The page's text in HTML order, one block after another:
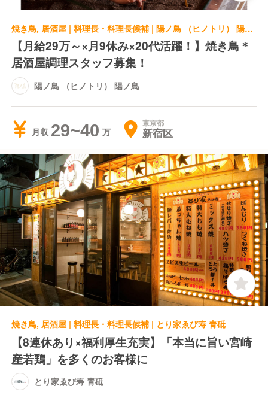
焼き鳥, 居酒屋 | 料理長・料理長候補 | 陽ノ鳥 （ヒノトリ） 陽ノ鳥
【月給29万～×月9休み×20代活躍！】焼き鳥＊
居酒屋調理スタッフ募集！
陽ノ鳥 （ヒノトリ） 陽ノ鳥
月収 29~40 東京都
新宿区
焼き鳥, 居酒屋 | 料理長・料理長候補 | とり家ゑび寿 青砥
【8連休あり×福利厚生充実】「本当に旨い宮崎
産若鶏」を多くのお客様に
とり家ゑび寿 青砥